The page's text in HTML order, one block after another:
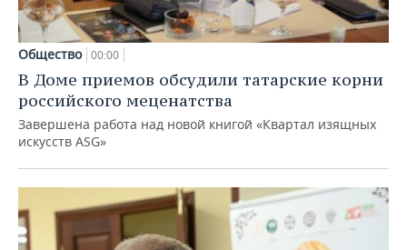
Общество 00:00
В Доме приемов обсудили татарские корни
российского меценатства
Завершена работа над новой книгой «Квартал изящных
искусств ASG»